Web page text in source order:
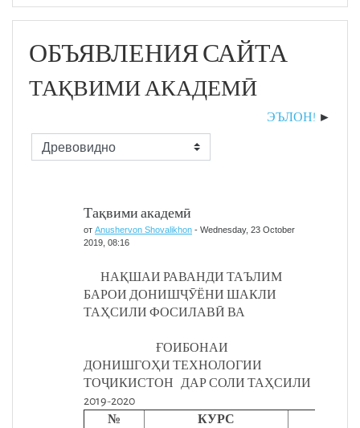
ОБЪЯВЛЕНИЯ САЙТА
ТАҚВИМИ АКАДЕМӢ
ЭЪЛОН!
Режим отображения
Тақвими академӣ
от Anushervon Shovalikhon - Wednesday, 23 October
2019, 08:16
НАҚШАИ РАВАНДИ ТАЪЛИМ
БАРОИ ДОНИШҶӮЁНИ ШАКЛИ
ТАҲСИЛИ ФОСИЛАВӢ ВА
ҒОИБОНАИ
ДОНИШГОҲИ ТЕХНОЛОГИИ
ТОҶИКИСТОН ДАР СОЛИ ТАҲСИЛИ
2019-2020
№
КУРС